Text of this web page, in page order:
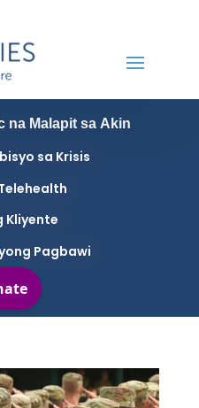
na Malapit sa Akin
sa Krisis
Kliyente
Pagbawi